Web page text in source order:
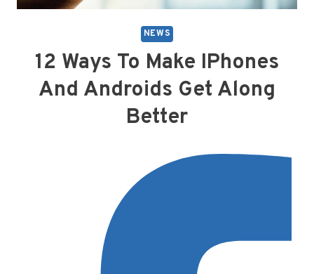
NEWS
12 Ways To Make IPhones
And Androids Get Along
Better